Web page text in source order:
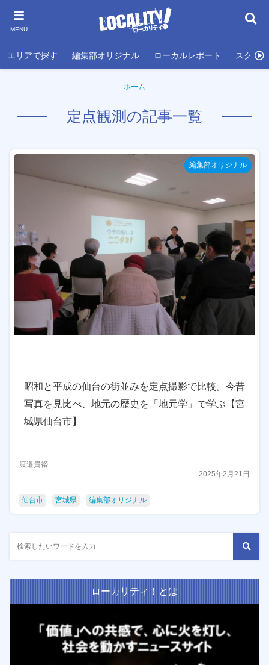
MENU
エリアで探す 編集部オリジナル ローカルレポート スクール
ホーム
定点観測の記事一覧
編集部オリジナル
昭和と平成の仙台の街並みを定点撮影で比較。今昔
写真を見比べ、地元の歴史を「地元学」で学ぶ【宮
城県仙台市】
渡邉貴裕
2025年2月21日
仙台市 宮城県 編集部オリジナル
ローカリティ！とは